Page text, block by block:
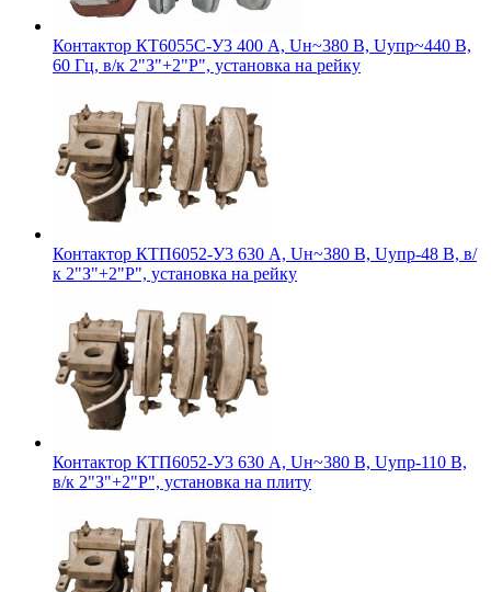
Контактор КТ6055С-У3 400 А, Uн~380 В, Uупр~440 В,
60 Гц, в/к 2"З"+2"Р", установка на рейку
Контактор КТП6052-У3 630 А, Uн~380 В, Uупр-48 В, в/
к 2"З"+2"Р", установка на рейку
Контактор КТП6052-У3 630 А, Uн~380 В, Uупр-110 В,
в/к 2"З"+2"Р", установка на плиту